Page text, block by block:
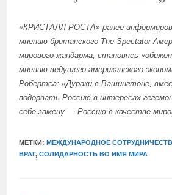
«КРИСТАЛЛ РОСТА» ранее
мнению британского The Spectator
мирового жандарма, становясь
мнению ведущего американского
Робертса: «Дураки в Вашингтоне,
подорвать Россию в интересах
себе замену — Россию в качестве
МЕТКИ:МЕЖДУНАРОДНОЕ
ВРАГ, СОЛИДАРНОСТЬ ВО ИМЯ МИРА